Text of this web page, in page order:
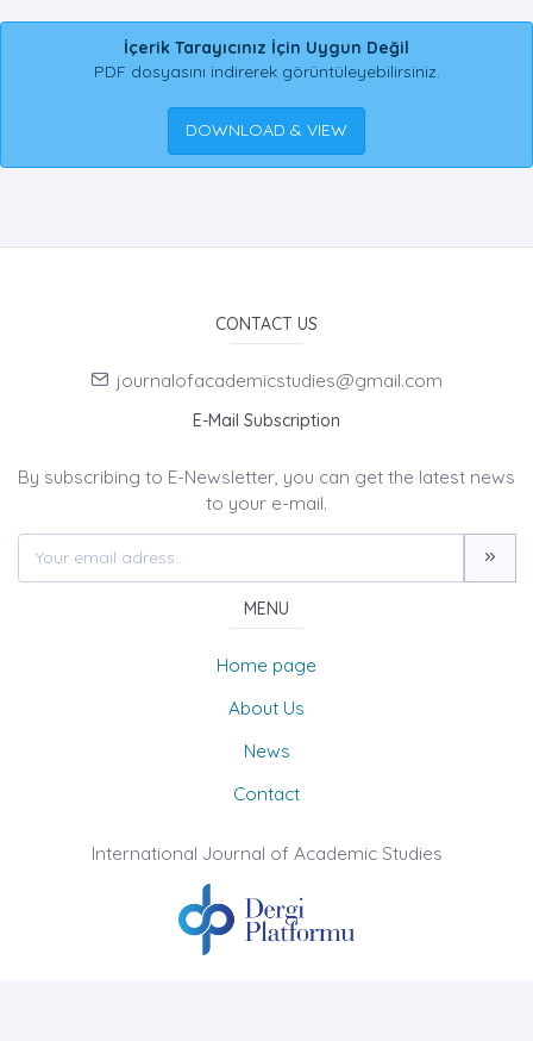
İçerik Tarayıcınız İçin Uygun Değil
PDF dosyasını indirerek görüntüleyebilirsiniz.
DOWNLOAD & VIEW
CONTACT US
journalofacademicstudies@gmail.com
E-Mail Subscription
By subscribing to E-Newsletter, you can get the latest news
to your e-mail.
MENU
Home page
About Us
News
Contact
International Journal of Academic Studies